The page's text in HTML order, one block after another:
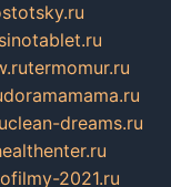
termomur.ru
doramamama.ru
clean-dreams.ru
2021.ru